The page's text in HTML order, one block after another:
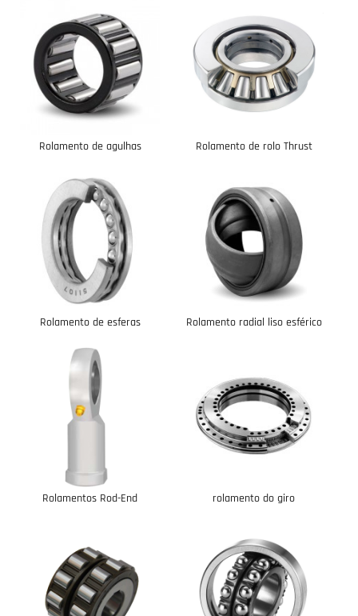
Rolamento de agulhas Rolamento de rolo Thrust
Rolamento de esferas Rolamento radial liso esférico
Rolamentos Rod-End rolamento do giro